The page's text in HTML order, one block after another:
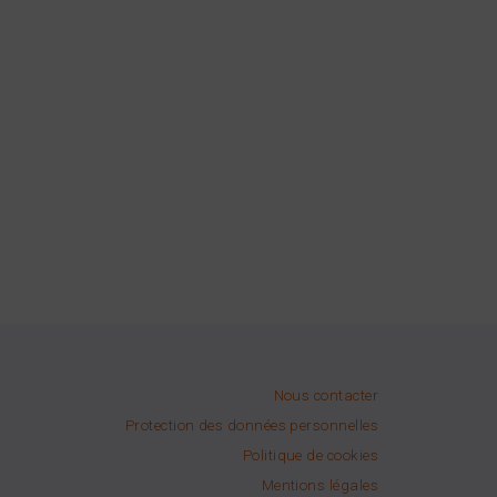
Nous contacter
Protection des données personnelles
Politique de cookies
Mentions légales